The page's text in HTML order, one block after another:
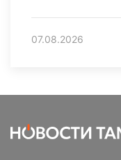
07.08.2026